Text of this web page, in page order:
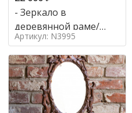
- Зеркало в
деревянной раме/
поталь в стиле
Артикул: N3995